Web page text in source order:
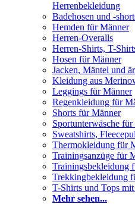
Herrenbekleidung
Badehosen und -
Hemden für Männer
Herren-Overalls
Herren-Shirts, T-
Hosen für Männer
Jacken, Mäntel und
Kleidung aus
Leggings für Männer
Regenkleidung für
Shorts für Männer
Sportunterwäsche für
Sweatshirts,
Thermokleidung für
Trainingsanzüge für
Trainingsbekleidung
Trekkingbekleidung
T-Shirts und Tops
Mehr sehen...